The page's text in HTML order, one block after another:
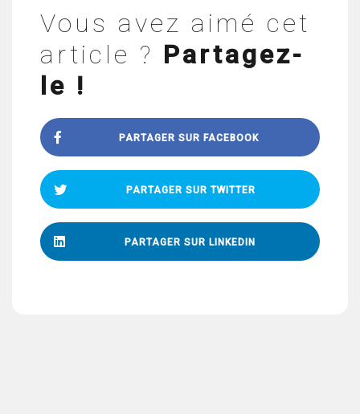
Vous avez aimé cet
article ? Partagez-
le !
PARTAGER SUR FACEBOOK
PARTAGER SUR TWITTER
PARTAGER SUR LINKEDIN